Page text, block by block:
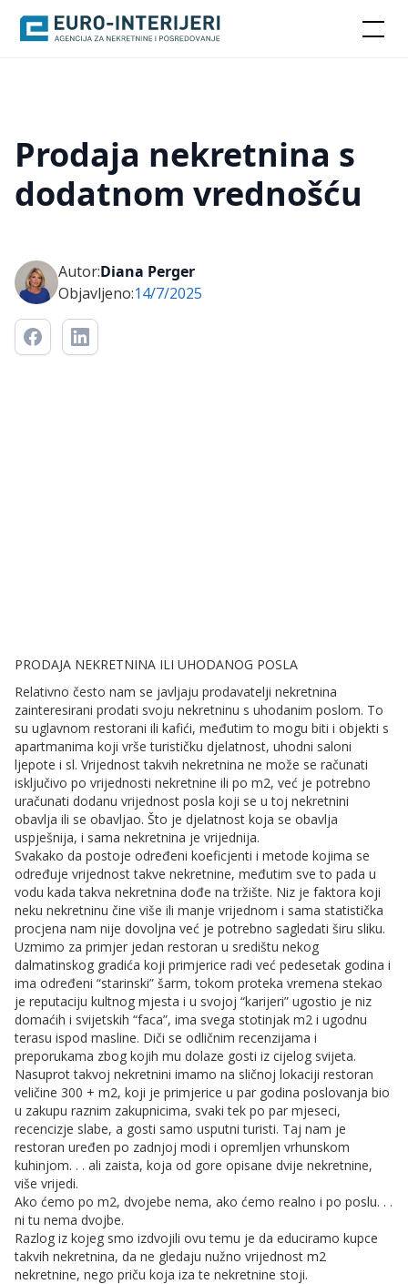
Prodaja nekretnina s
dodatnom vrednošću
Autor:Diana Perger
Objavljeno:14/7/2025
PRODAJA NEKRETNINA ILI UHODANOG POSLA
Relativno često nam se javljaju prodavatelji nekretnina
zainteresirani prodati svoju nekretninu s uhodanim poslom. To
su uglavnom restorani ili kafići, međutim to mogu biti i objekti s
apartmanima koji vrše turističku djelatnost, uhodni saloni
ljepote i sl. Vrijednost takvih nekretnina ne može se računati
isključivo po vrijednosti nekretnine ili po m2, već je potrebno
uračunati dodanu vrijednost posla koji se u toj nekretnini
obavlja ili se obavljao. Što je djelatnost koja se obavlja
uspješnija, i sama nekretnina je vrijednija.
Svakako da postoje određeni koeficjenti i metode kojima se
određuje vrijednost takve nekretnine, međutim sve to pada u
vodu kada takva nekretnina dođe na tržište. Niz je faktora koji
neku nekretninu čine više ili manje vrijednom i sama statistička
procjena nam nije dovoljna već je potrebno sagledati širu sliku.
Uzmimo za primjer jedan restoran u središtu nekog
dalmatinskog gradića koji primjerice radi već pedesetak godina i
ima određeni “starinski” šarm, tokom proteka vremena stekao
je reputaciju kultnog mjesta i u svojoj “karijeri” ugostio je niz
domaćih i svijetskih “faca”, ima svega stotinjak m2 i ugodnu
terasu ispod masline. Diči se odličnim recenzijama i
preporukama zbog kojih mu dolaze gosti iz cijelog svijeta.
Nasuprot takvoj nekretnini imamo na sličnoj lokaciji restoran
veličine 300 + m2, koji je primjerice u par godina poslovanja bio
u zakupu raznim zakupnicima, svaki tek po par mjeseci,
recencizje slabe, a gosti samo usputni turisti. Taj nam je
restoran uređen po zadnjoj modi i opremljen vrhunskom
kuhinjom. . . ali zaista, koja od gore opisane dvije nekretnine,
više vrijedi.
Ako ćemo po m2, dvojebe nema, ako ćemo realno i po poslu. . .
ni tu nema dvojbe.
Razlog iz kojeg smo izdvojili ovu temu je da educiramo kupce
takvih nekretnina, da ne gledaju nužno vrijednost m2
nekretnine, nego priču koja iza te nekretnine stoji.